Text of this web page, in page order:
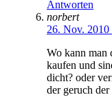
Antworten
norbert
26. Nov.
Wo kann man
kaufen und
dicht? oder
der geruch